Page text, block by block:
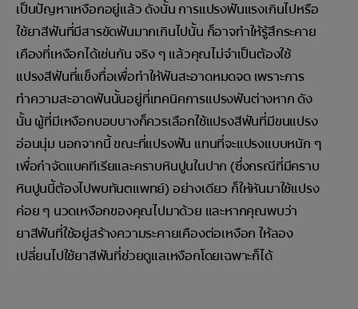
เป็นปัญหาเหงือกอยู่แล้ว ดังนั้น การแปรงฟันแรงเกินไปหรือ
ใช้ยาสีฟันที่มีสารขัดฟันมากเกินไปนั้น ก็อาจทำให้รู้สึกระคาย
เคืองที่เหงือกได้เช่นกัน จริง ๆ แล้วคุณไม่จำเป็นต้องใช้
แปรงสีฟันที่แข็งทื่อเพื่อทำให้ฟันสะอาดหมดจด เพราะการ
ทำความสะอาดฟันนั้นอยู่ที่เทคนิคการแปรงฟันต่างหาก ดัง
นั้น ผู้ที่มีเหงือกบอบบางก็ควรเลือกใช้แปรงสีฟันที่มีขนแปรง
อ่อนนุ่ม นอกจากนี้ ขณะที่แปรงฟัน แทนที่จะแปรงแบบหนัก ๆ
เพื่อกำจัดแบคทีเรียและคราบหินปูนในปาก (ซึ่งกรณีที่มีคราบ
หินปูนนี้ต้องไปพบทันตแพทย์) อย่างเดียว ก็ให้หันมาใช้แปรง
ค่อย ๆ นวดเหงือกของคุณไปมาด้วย และหากคุณพบว่า
ยาสีฟันที่ใช้อยู่สร้างความระคายเคืองต่อเหงือก ให้ลอง
เปลี่ยนไปใช้ยาสีฟันที่ช่วยดูแลเหงือกโดยเฉพาะก็ได้